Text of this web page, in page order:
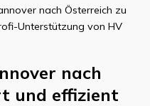
nach Österreich zu
Unterstützung von HV
nach
und effizient